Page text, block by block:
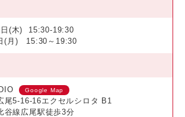
(木)
15:30-19:30
(月) 15:30～19:30
Google Map
尾5-16-16エクセルシロタ B1
谷線広尾駅徒歩3分